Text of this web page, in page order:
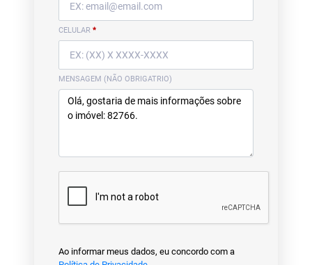
CELULAR *
MENSAGEM (NÃO OBRIGATRIO)
Ao informar meus dados, eu concordo com a